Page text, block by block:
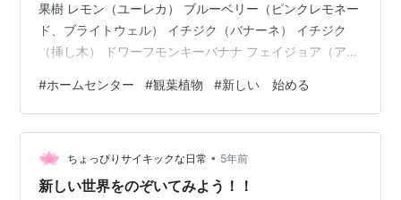
果樹 レモン（ユーレカ） ブルーベリー（ピンクレモネー
ド、ブライトウェル） イチジク（バナーネ） イチジク
（挿し木） ドワーフモンキーバナナ フェイジョア（アポ
花・観葉植物 ケンチャヤシ おわりに 全体 落葉している
いくつか部屋に取り込んでいる 2つのおかげでスペース
に余裕があると錯覚する（笑） 実際は葉が出てきたらジ
ャングル。 調子に乗って苗木を買いたくなるのをグッと
こらえています。 瀬戸内海では冬でも-1度以下にならな
#ホームセンター #観葉植物 #新しい 始める
ちょっぴりサイキックな日常 • 5年前
新しい世界をのぞいてみよう！！